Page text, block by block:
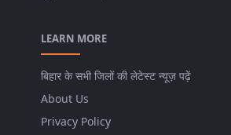
LEARN MORE
बिहार के सभी जिलों की लेटेस्ट न्यूज़ पढ़ें
About Us
Privacy Policy